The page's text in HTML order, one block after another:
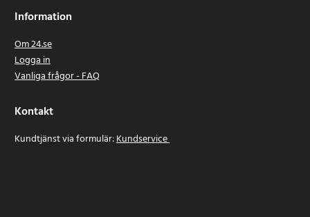
Information
Om 24.se
Logga in
Vanliga frågor - FAQ
Kontakt
Kundtjänst via formulär:Kundservice